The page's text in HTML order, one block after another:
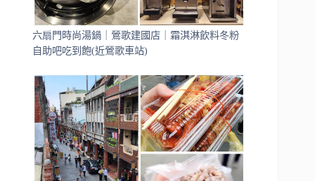
六扇門時尚湯鍋｜鶯歌建國店｜霜淇淋飲料冬粉
自助吧吃到飽(近鶯歌車站)